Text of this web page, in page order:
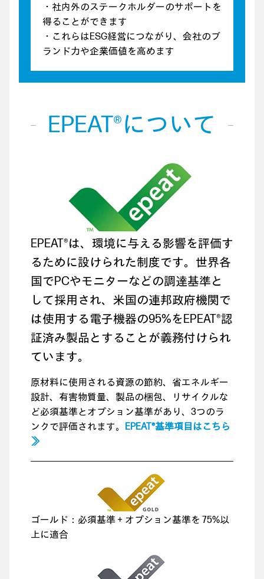
・社内外のステークホルダーのサポートを
得ることができます
・これらはESG経営につながり、会社のブ
ランド力や企業価値を高めます
EPEAT®について
EPEAT®は、環境に与える影響を評価す
るために設けられた制度です。世界各
国でPCやモニターなどの調達基準と
して採用され、米国の連邦政府機関で
は使用する電子機器の95%をEPEAT®認
証済み製品とすることが義務付けられ
ています。
原材料に使用される資源の節約、省エネルギー
設計、有害物質量、製品の梱包、リサイクルな
ど必須基準とオプション基準があり、3つのラ
ンクで評価されます。 EPEAT®基準項目はこちら
≫
ゴールド：必須基準＋オプション基準を 75%以
上に適合